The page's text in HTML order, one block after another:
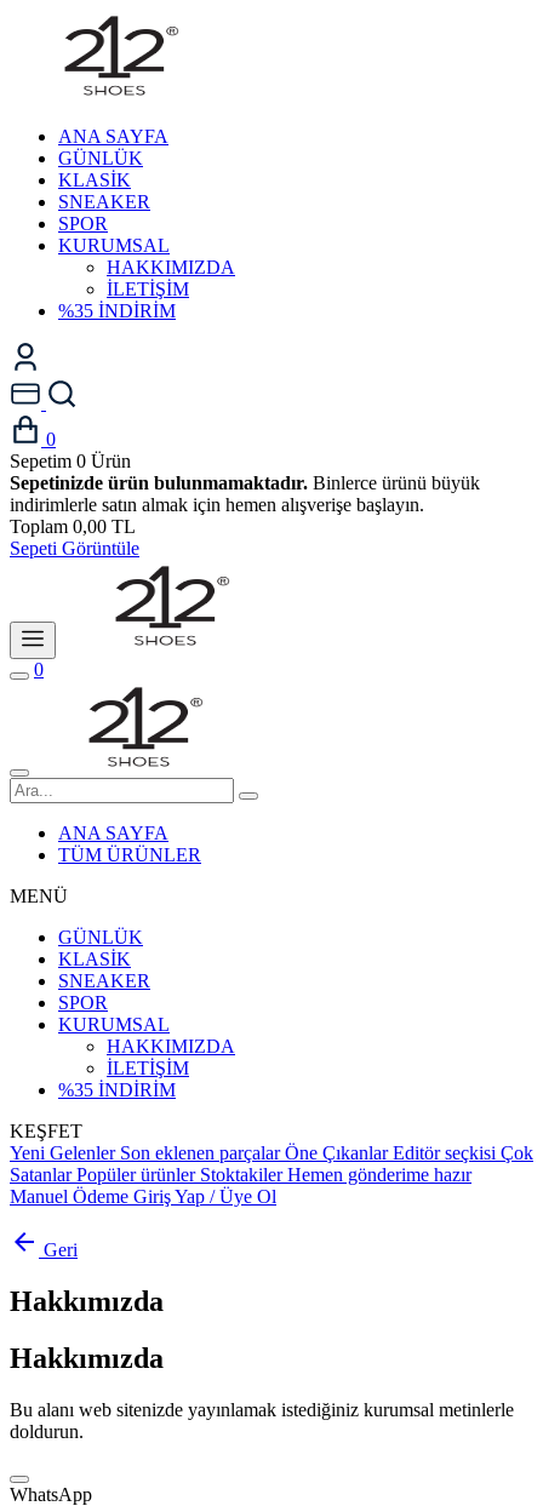
ANA SAYFA
GÜNLÜK
KLASİK
SNEAKER
SPOR
KURUMSAL
HAKKIMIZDA
İLETİŞİM
%35 İNDİRİM
0
Sepetim 0 Ürün
Sepetinizde ürün bulunmamaktadır. Binlerce ürünü büyük
indirimlerle satın almak için hemen alışverişe başlayın.
Toplam 0,00 TL
Sepeti Görüntüle
0
ANA SAYFA
TÜM ÜRÜNLER
MENÜ
GÜNLÜK
KLASİK
SNEAKER
SPOR
KURUMSAL
HAKKIMIZDA
İLETİŞİM
%35 İNDİRİM
KEŞFET
Yeni Gelenler Son eklenen parçalar Öne Çıkanlar Editör seçkisi Çok
Satanlar Popüler ürünler Stoktakiler Hemen gönderime hazır
Manuel Ödeme Giriş Yap / Üye Ol
arrow_back Geri
Hakkımızda
Hakkımızda
Bu alanı web sitenizde yayınlamak istediğiniz kurumsal metinlerle
doldurun.
WhatsApp